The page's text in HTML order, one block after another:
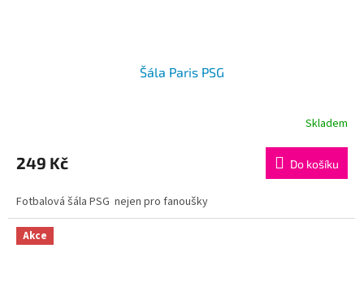
Šála Paris PSG
Skladem
249 Kč Do košíku
Fotbalová šála PSG nejen pro fanoušky
Akce